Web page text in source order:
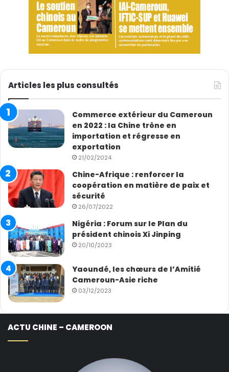
Articles les plus consultés
Commerce extérieur du Cameroun
en 2022 : la Chine trône en
importation et régresse en
exportation
21/02/2024
Chine-Afrique : renforcer la
coopération en matière de paix et
sécurité
26/07/2022
Nigéria : Forum sur le Plan du
président chinois Xi Jinping
20/10/2023
Yaoundé, les chœurs de l’Amitié
Cameroun-Asie riche
03/12/2023
ACTU CHINE – CAMEROON